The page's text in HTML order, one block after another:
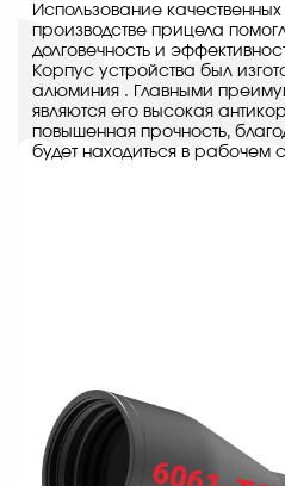
Использование
производстве прицела
долговечность и
Корпус устройства был
алюминия . Главными
являются его высокая
повышенная прочность,
будет находиться в рабочем